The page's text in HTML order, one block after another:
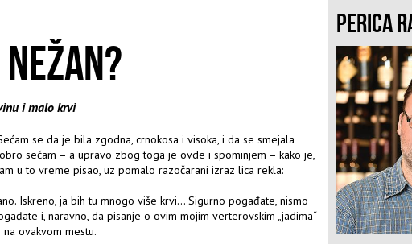
i malo krvi
se da je bila zgodna, crnokosa i visoka, i da se smejala
sećam ­– a upravo zbog toga je ovde i spominjem – kako je,
u to vreme pisao, uz pomalo razočarani izraz lica rekla:
Iskreno, ja bih tu mnogo više krvi... Sigurno pogađate, nismo
i, naravno, da pisanje o ovim mojim verterovskim „jadima“
ovakvom mestu.
PERICA